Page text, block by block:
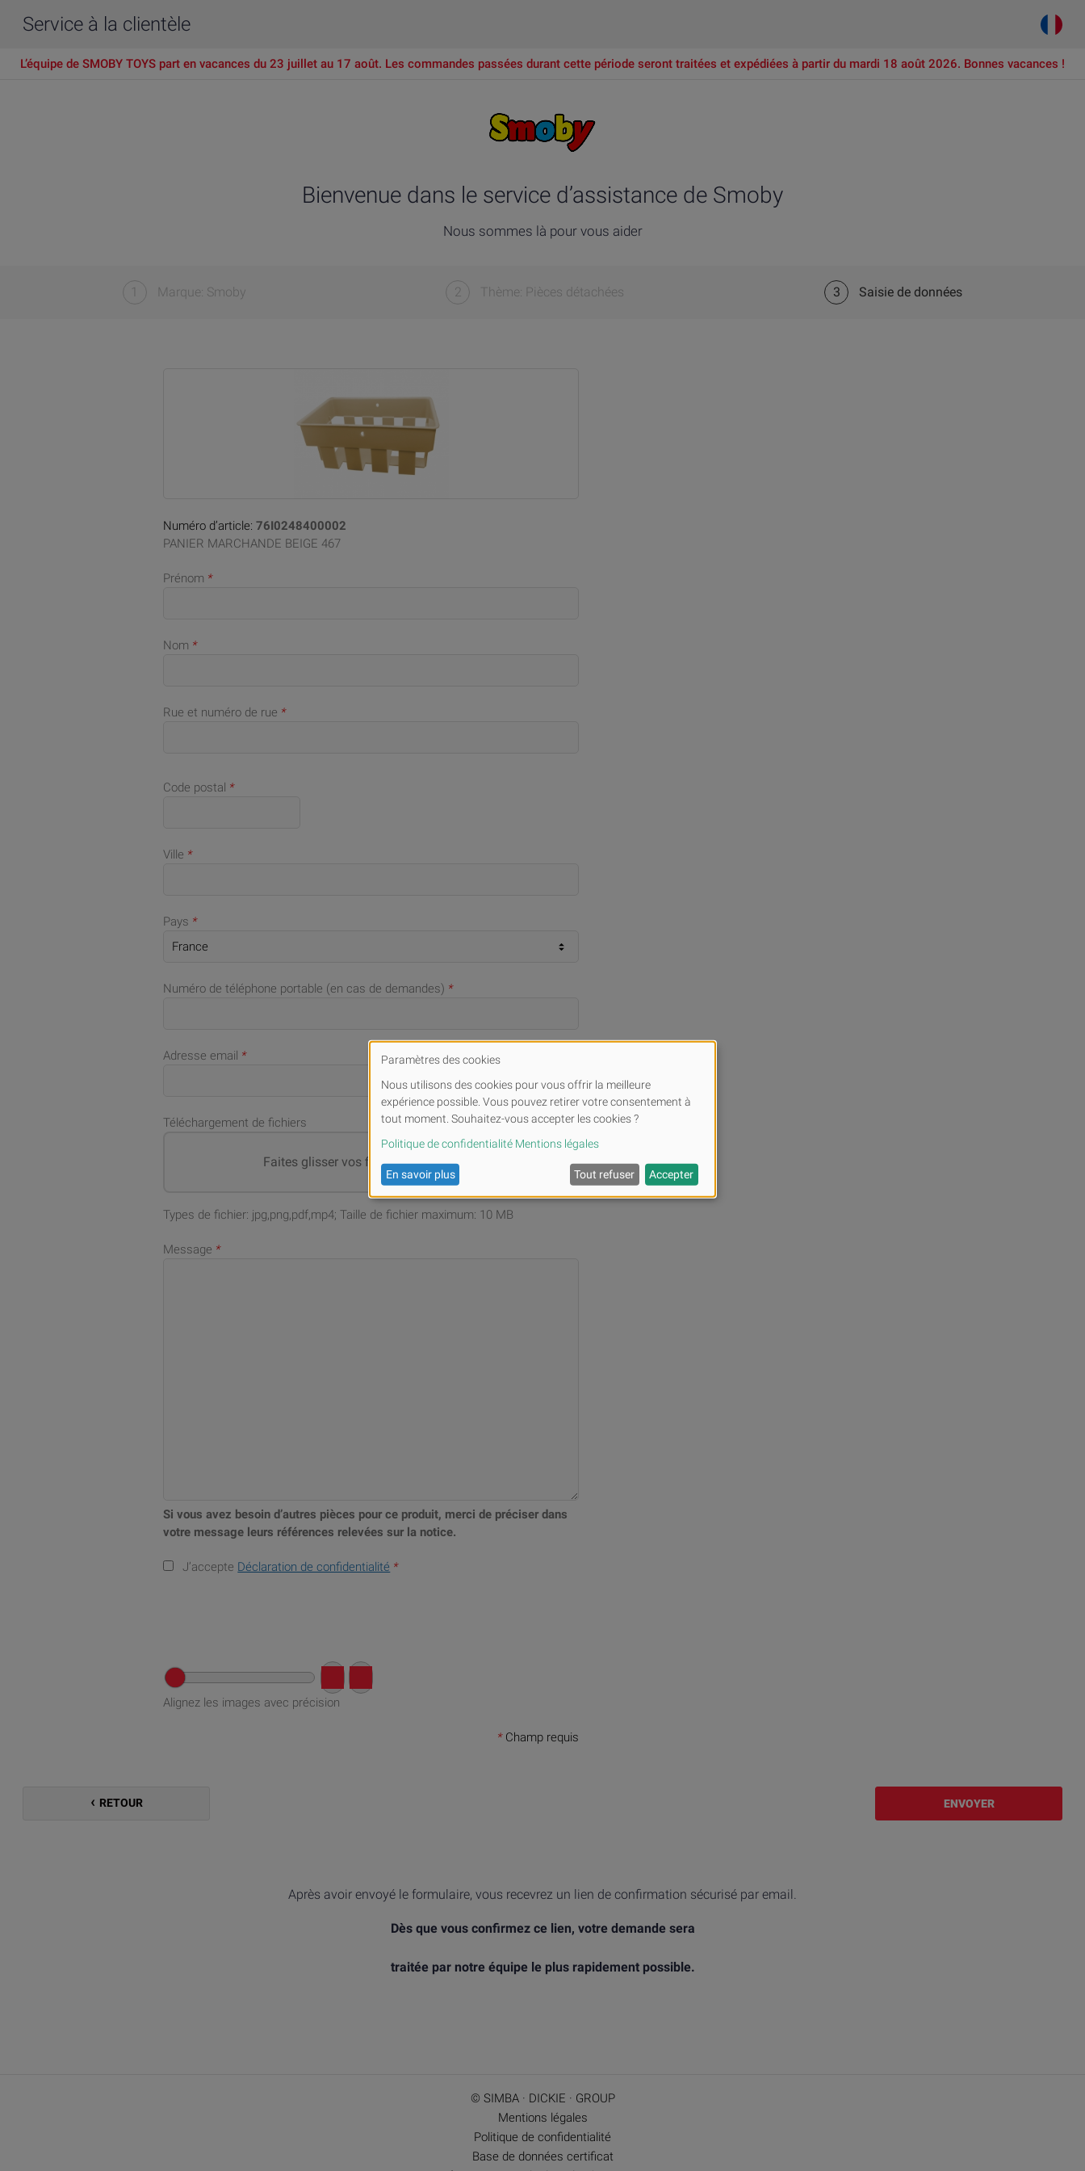
Service à la clientèle
L’équipe de SMOBY TOYS part en vacances du 23 juillet au 17 août. Les commandes passées durant cette période seront traitées et expédiées à partir du mardi 18 août 2026. Bonnes vacances !
Bienvenue dans le service d’assistance de Smoby
Nous sommes là pour vous aider
1 Marque: Smoby 2 Thème: Pièces détachées 3 Saisie de données
Numéro d’article:76I0248400002
PANIER MARCHANDE BEIGE 467
Prénom *
Nom *
Rue et numéro de rue *
Code postal *
Ville *
Pays *
Numéro de téléphone portable (en cas de demandes) *
Adresse email *
Téléchargement de fichiers
Faites glisser vos fichiers ouParcourir
Types de fichier: jpg,png,pdf,mp4; Taille de fichier maximum: 10 MB
Message *
Si vous avez besoin d’autres pièces pour ce produit, merci de préciser dans
votre message leurs références relevées sur la notice.
J’accepte Déclaration de confidentialité *
Alignez les images avec précision
*Champ requis
RETOUR ENVOYER
Après avoir envoyé le formulaire, vous recevrez un lien de confirmation sécurisé par email.
Dès que vous confirmez ce lien, votre demande sera
traitée par notre équipe le plus rapidement possible.
© SIMBA · DICKIE · GROUP
Mentions légales
Politique de confidentialité
Base de données certificat